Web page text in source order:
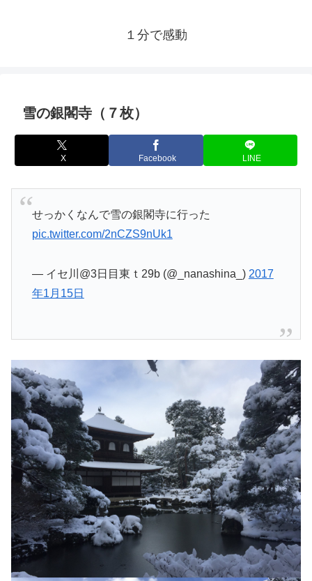
１分で感動
雪の銀閣寺（７枚）
X Facebook LINE
せっかくなんで雪の銀閣寺に行った
pic.twitter.com/2nCZS9nUk1
— イセ川@3日目東ｔ29b (@_nanashina_) 2017
年1月15日